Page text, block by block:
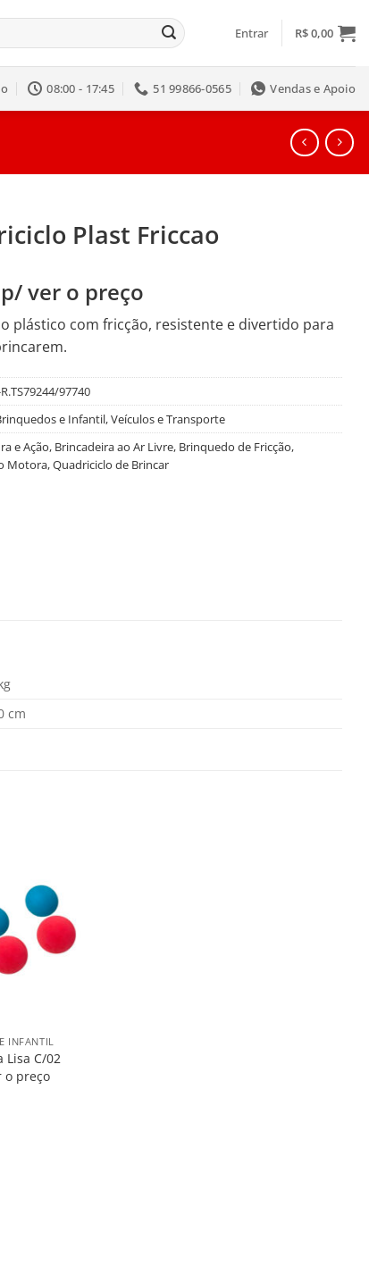
Entrar R$0,00
08:00 - 17:45 51 99866-0565 Vendas e Apoio
Plast Friccao
ver o preço
plástico com fricção, resistente e divertido para
97740
e Infantil,Veículos e Transporte
e Ação, Brincadeira ao Ar Livre, Brinquedo de Fricção,
Motora,Quadriciclo de Brincar
cm
INFANTIL
Lisa C/02
o preço